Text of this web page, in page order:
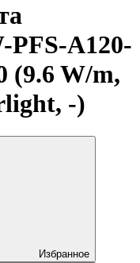
PFS-A120-
(9.6 W/m,
-)
Избранное